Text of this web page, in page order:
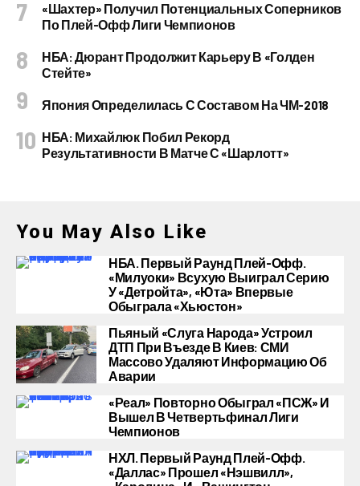
«Шахтер» Получил Потенциальных Соперников
По Плей-Офф Лиги Чемпионов
НБА: Дюрант Продолжит Карьеру В «Голден
Стейте»
Япония Определилась С Составом На ЧМ-2018
НБА: Михайлюк Побил Рекорд
Результативности В Матче С «Шарлотт»
You May Also Like
НБА. Первый Раунд Плей-Офф.
«Милуоки» Всухую Выиграл Серию
У «Детройта», «Юта» Впервые
Обыграла «Хьюстон»
Пьяный «слуга Народа» Устроил
ДТП При Въезде В Киев: СМИ
Массово Удаляют Информацию Об
Аварии
«Реал» Повторно Обыграл «ПСЖ» И
Вышел В Четвертьфинал Лиги
Чемпионов
НХЛ. Первый Раунд Плей-Офф.
«Даллас» Прошел «Нэшвилл»,